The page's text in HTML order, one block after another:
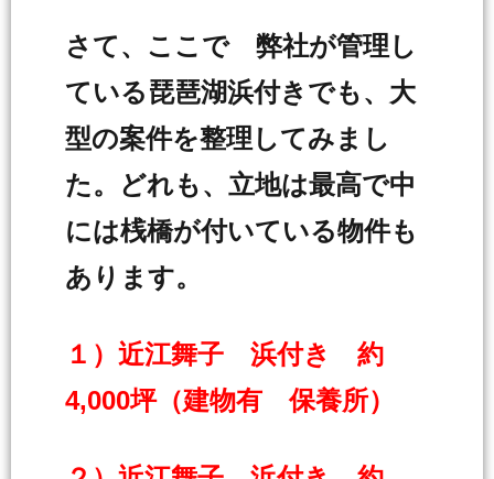
さて、ここで 弊社が管理し
ている琵琶湖浜付きでも、大
型の案件を整理してみまし
た。どれも、立地は最高で中
には桟橋が付いている物件も
あります。
１）近江舞子 浜付き 約
4,000坪（建物有 保養所）